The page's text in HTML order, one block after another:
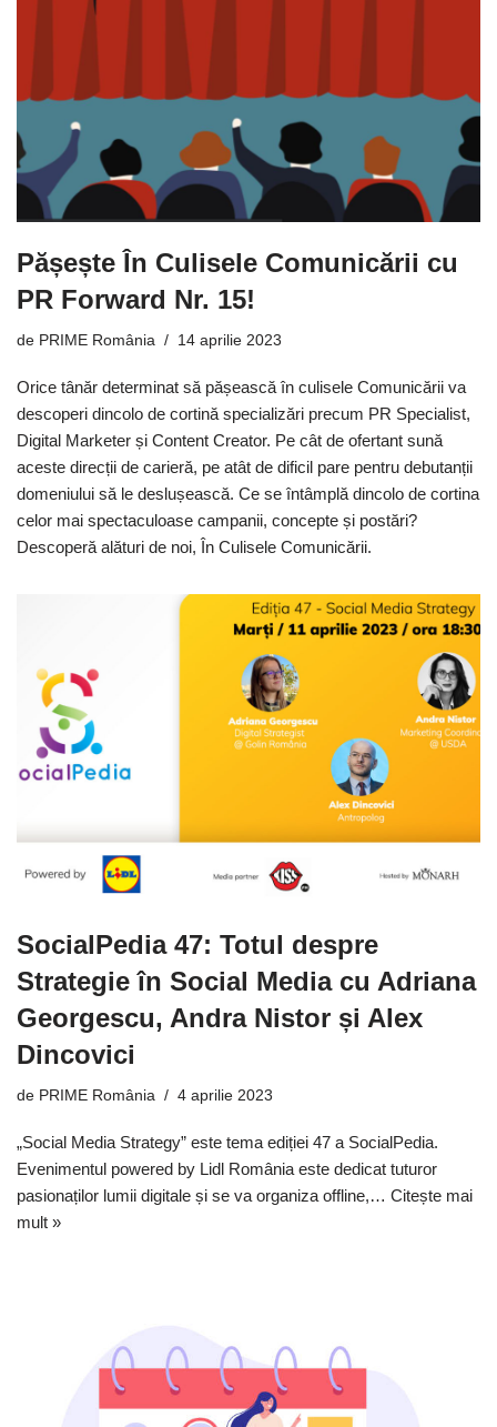
Pășește În Culisele Comunicării cu
PR Forward Nr. 15!
de PRIME România 14 aprilie 2023
Orice tânăr determinat să pășească în culisele Comunicării va
descoperi dincolo de cortină specializări precum PR Specialist,
Digital Marketer și Content Creator. Pe cât de ofertant sună
aceste direcții de carieră, pe atât de dificil pare pentru debutanții
domeniului să le deslușească. Ce se întâmplă dincolo de cortina
celor mai spectaculoase campanii, concepte și postări?
Descoperă alături de noi, În Culisele Comunicării.
SocialPedia 47: Totul despre
Strategie în Social Media cu Adriana
Georgescu, Andra Nistor și Alex
Dincovici
de PRIME România 4 aprilie 2023
„Social Media Strategy” este tema ediției 47 a SocialPedia.
Evenimentul powered by Lidl România este dedicat tuturor
pasionaților lumii digitale și se va organiza offline,… Citește mai
mult »